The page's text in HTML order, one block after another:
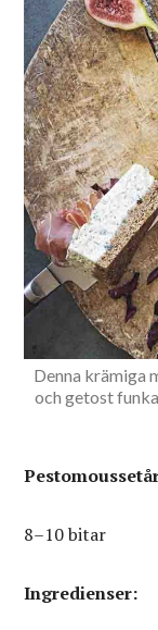
Denna krämiga
och getost
8–10 bitar
Ingredienser: